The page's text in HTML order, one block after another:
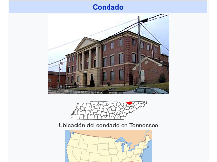
Condado
Ubicación del condado en Tennessee